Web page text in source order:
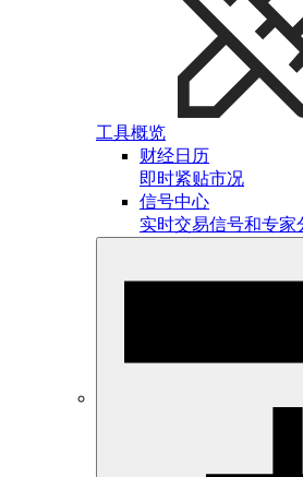
工具概览
财经日历
即时紧贴市况
信号中心
实时交易信号和专家